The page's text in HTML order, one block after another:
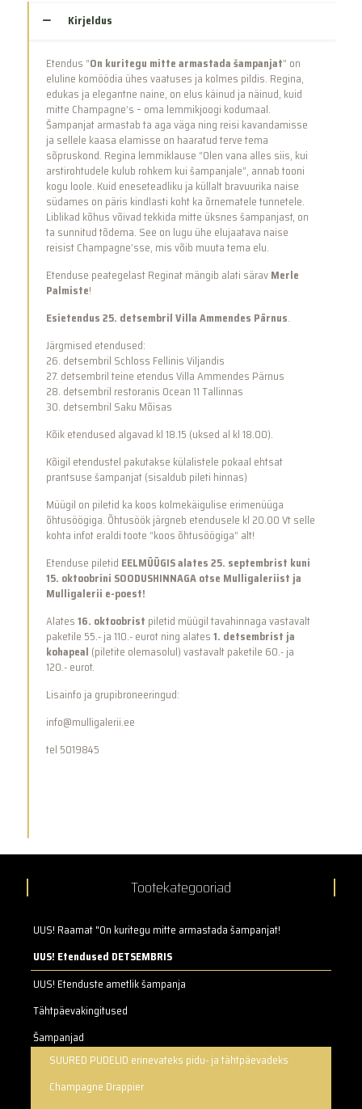
Kirjeldus
Etendus “On kuritegu mitte armastada šampanjat” on
eluline komöödia ühes vaatuses ja kolmes pildis. Regina,
edukas ja elegantne naine, on elus käinud ja näinud, kuid
mitte Champagne’s – oma lemmikjoogi kodumaal.
Šampanjat armastab ta aga väga ning reisi kavandamisse
ja sellele kaasa elamisse on haaratud terve tema
sõpruskond. Regina lemmiklause “Olen vana alles siis, kui
arstirohtudele kulub rohkem kui šampanjale”, annab tooni
kogu loole. Kuid eneseteadliku ja küllalt bravuurika naise
südames on päris kindlasti koht ka õrnematele tunnetele.
Liblikad kõhus võivad tekkida mitte üksnes šampanjast, on
ta sunnitud tõdema. See on lugu ühe elujaatava naise
reisist Champagne’sse, mis võib muuta tema elu.
Etenduse peategelast Reginat mängib alati säravMerle
Palmiste!
Esietendus 25. detsembril Villa Ammendes Pärnus.
Järgmised etendused:
26. detsembril Schloss Fellinis Viljandis
27. detsembril teine etendus Villa Ammendes Pärnus
28. detsembril restoranis Ocean 11 Tallinnas
30. detsembril Saku Mõisas
Kõik etendused algavad kl 18.15 (uksed al kl 18.00).
Kõigil etendustel pakutakse külalistele pokaal ehtsat
prantsuse šampanjat (sisaldub pileti hinnas)
Müügil on piletid ka koos kolmekäigulise erimenüüga
õhtusöögiga. Õhtusöök järgneb etendusele kl 20.00 Vt selle
kohta infot eraldi toote “koos õhtusöögiga” alt!
Etenduse piletid EELMÜÜGIS alates 25. septembrist kuni
15. oktoobrini SOODUSHINNAGA otse Mulligaleriist ja
Mulligalerii e-poest!
Alates16. oktoobrist piletid müügil tavahinnaga vastavalt
paketile 55.- ja 110.- eurot ning alates1. detsembrist ja
kohapeal (piletite olemasolul) vastavalt paketile 60.- ja
120.- eurot.
Lisainfo ja grupibroneeringud:
info@mulligalerii.ee
tel 5019845
Tootekategooriad
UUS! Raamat "On kuritegu mitte armastada šampanjat!
UUS! Etendused DETSEMBRIS
UUS! Etenduste ametlik šampanja
Tähtpäevakingitused
Šampanjad
SUURED PUDELID erinevateks pidu- ja tähtpäevadeks
Champagne Drappier